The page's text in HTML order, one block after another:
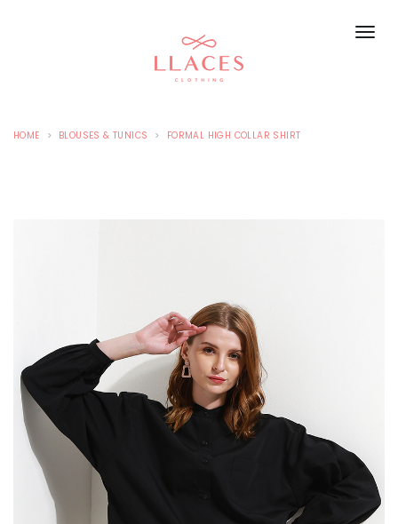
HOME BLOUSES & TUNICS FORMAL HIGH COLLAR SHIRT